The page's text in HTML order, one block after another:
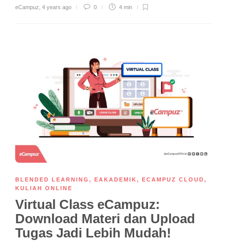
eCampuz 4 years ago 0 4 min
BLENDED LEARNING , EAKADEMIK, ECAMPUZ CLOUD,
KULIAH ONLINE
Virtual Class eCampuz:
Download Materi dan Upload
Tugas Jadi Lebih Mudah!